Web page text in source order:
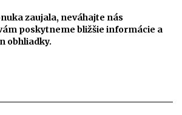
zaujala, neváhajte nás
poskytneme bližšie informácie a
obhliadky.